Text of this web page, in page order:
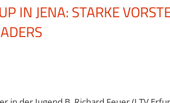
IN JENA: STARKE